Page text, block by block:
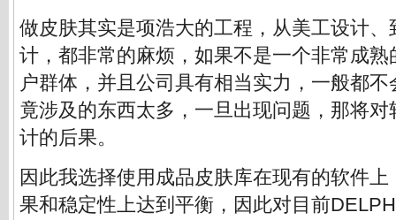
做皮肤其实是项浩大的工程，从美工设计
计，都非常的麻烦，如果不是一个非常成
户群体，并且公司具有相当实力，一般都
竟涉及的东西太多，一旦出现问题，那将
计的后果。
因此我选择使用成品皮肤库在现有的软件
果和稳定性上达到平衡，因此对目前